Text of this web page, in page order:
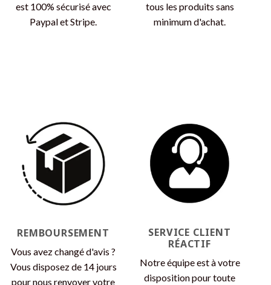
est 100% sécurisé avec
Paypal et Stripe.
tous les produits sans
minimum d'achat.
REMBOURSEMENT
Vous avez changé d'avis ?
Vous disposez de 14 jours
pour nous renvoyer votre
SERVICE CLIENT
RÉACTIF
Notre équipe est à votre
disposition pour toute